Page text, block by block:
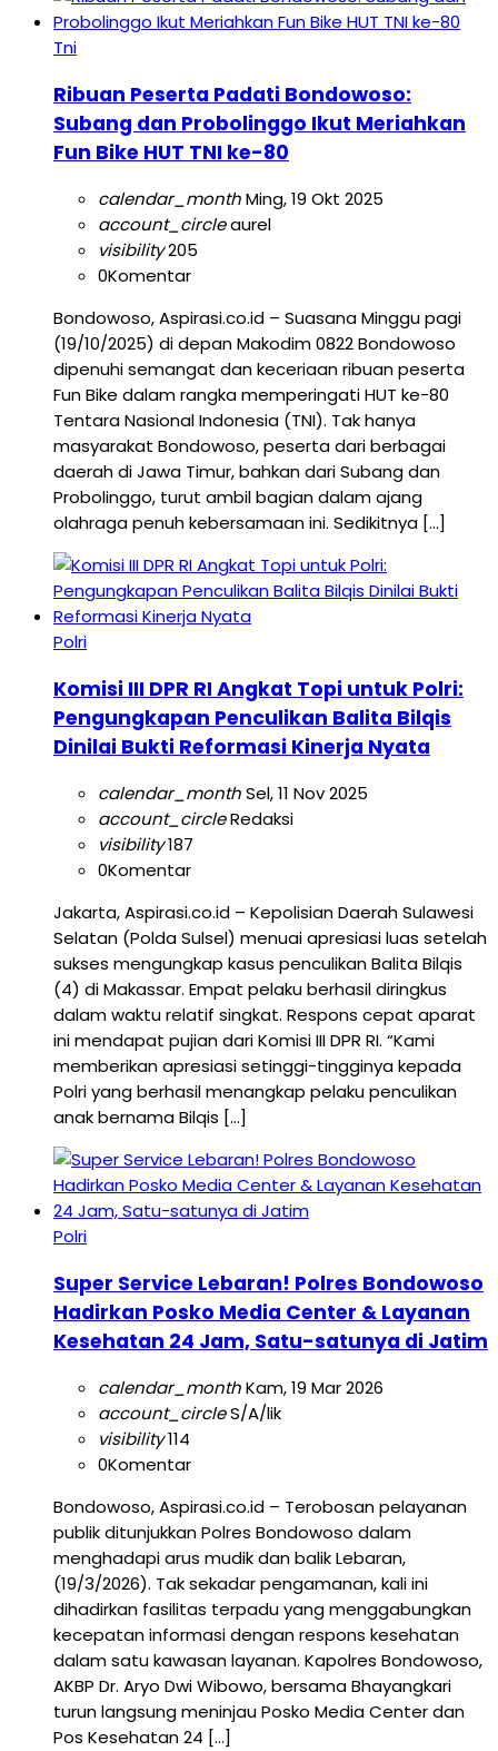
Tni
Ribuan Peserta Padati Bondowoso:
Subang dan Probolinggo Ikut Meriahkan
Fun Bike HUT TNI ke-80
calendar_monthMing, 19 Okt 2025
account_circleaurel
visibility205
0Komentar
Bondowoso, Aspirasi.co.id – Suasana Minggu pagi
(19/10/2025) di depan Makodim 0822 Bondowoso
dipenuhi semangat dan keceriaan ribuan peserta
Fun Bike dalam rangka memperingati HUT ke-80
Tentara Nasional Indonesia (TNI). Tak hanya
masyarakat Bondowoso, peserta dari berbagai
daerah di Jawa Timur, bahkan dari Subang dan
Probolinggo, turut ambil bagian dalam ajang
olahraga penuh kebersamaan ini. Sedikitnya […]
Polri
Komisi III DPR RI Angkat Topi untuk Polri:
Pengungkapan Penculikan Balita Bilqis
Dinilai Bukti Reformasi Kinerja Nyata
calendar_monthSel, 11 Nov 2025
account_circleRedaksi
visibility187
0Komentar
Jakarta, Aspirasi.co.id – Kepolisian Daerah Sulawesi
Selatan (Polda Sulsel) menuai apresiasi luas setelah
sukses mengungkap kasus penculikan Balita Bilqis
(4) di Makassar. Empat pelaku berhasil diringkus
dalam waktu relatif singkat. Respons cepat aparat
ini mendapat pujian dari Komisi III DPR RI. “Kami
memberikan apresiasi setinggi-tingginya kepada
Polri yang berhasil menangkap pelaku penculikan
anak bernama Bilqis […]
Polri
Super Service Lebaran! Polres Bondowoso
Hadirkan Posko Media Center & Layanan
Kesehatan 24 Jam, Satu-satunya di Jatim
calendar_monthKam, 19 Mar 2026
account_circleS/A/lik
visibility114
0Komentar
Bondowoso, Aspirasi.co.id – Terobosan pelayanan
publik ditunjukkan Polres Bondowoso dalam
menghadapi arus mudik dan balik Lebaran,
(19/3/2026). Tak sekadar pengamanan, kali ini
dihadirkan fasilitas terpadu yang menggabungkan
kecepatan informasi dengan respons kesehatan
dalam satu kawasan layanan. Kapolres Bondowoso,
AKBP Dr. Aryo Dwi Wibowo, bersama Bhayangkari
turun langsung meninjau Posko Media Center dan
Pos Kesehatan 24 […]